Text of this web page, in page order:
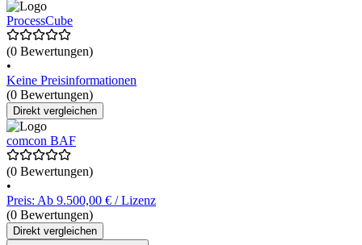
ProcessCube
(0 Bewertungen)
•
Keine Preisinformationen
(0 Bewertungen)
Direkt vergleichen
comcon BAF
(0 Bewertungen)
•
Preis: Ab 9.500,00 € / Lizenz
(0 Bewertungen)
Direkt vergleichen